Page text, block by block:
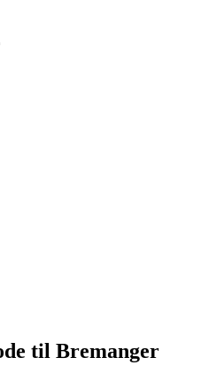
til Bremanger